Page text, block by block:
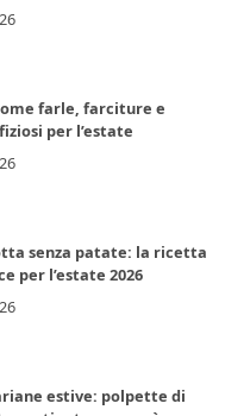
farle, farciture e
per l’estate
senza patate: la ricetta
per l’estate 2026
estive: polpette di